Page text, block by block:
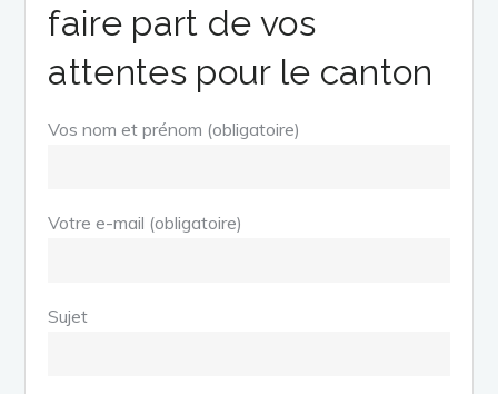
faire part de vos
attentes pour le canton
Vos nom et prénom (obligatoire)
Votre e-mail (obligatoire)
Sujet